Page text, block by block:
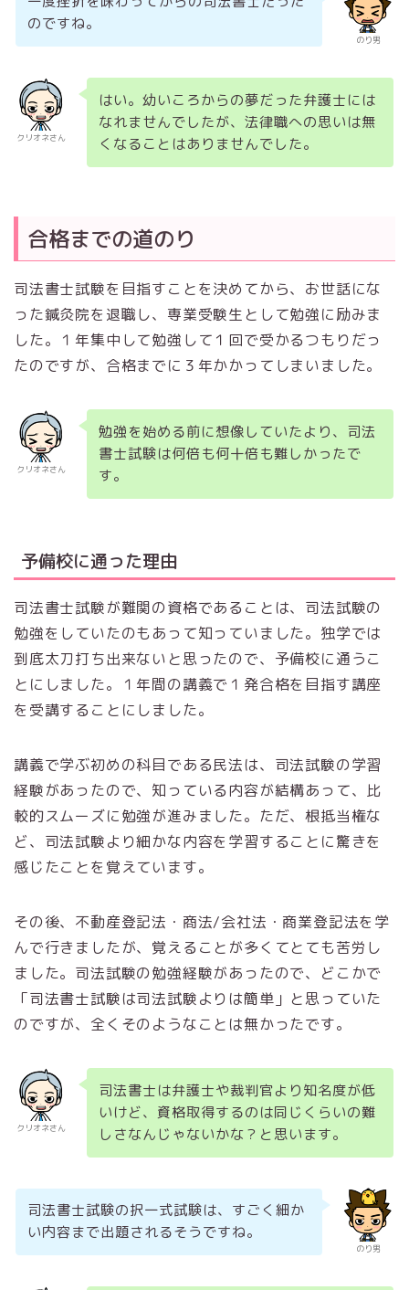
のり男
のですね。
クリオネさん
はい。幼いころからの夢だった弁護士には
なれませんでしたが、法律職への思いは無
くなることはありませんでした。
合格までの道のり
司法書士試験を目指すことを決めてから、お世話にな
った鍼灸院を退職し、専業受験生として勉強に励みま
した。１年集中して勉強して１回で受かるつもりだっ
たのですが、合格までに３年かかってしまいました。
クリオネさん
勉強を始める前に想像していたより、司法
書士試験は何倍も何十倍も難しかったで
す。
予備校に通った理由
司法書士試験が難関の資格であることは、司法試験の
勉強をしていたのもあって知っていました。独学では
到底太刀打ち出来ないと思ったので、予備校に通うこ
とにしました。１年間の講義で１発合格を目指す講座
を受講することにしました。
講義で学ぶ初めの科目である民法は、司法試験の学習
経験があったので、知っている内容が結構あって、比
較的スムーズに勉強が進みました。ただ、根抵当権な
ど、司法試験より細かな内容を学習することに驚きを
感じたことを覚えています。
その後、不動産登記法・商法/会社法・商業登記法を学
んで行きましたが、覚えることが多くてとても苦労し
ました。司法試験の勉強経験があったので、どこかで
「司法書士試験は司法試験よりは簡単」と思っていた
のですが、全くそのようなことは無かったです。
クリオネさん
司法書士は弁護士や裁判官より知名度が低
いけど、資格取得するのは同じくらいの難
しさなんじゃないかな？と思います。
のり男
司法書士試験の択一式試験は、すごく細か
い内容まで出題されるそうですね。